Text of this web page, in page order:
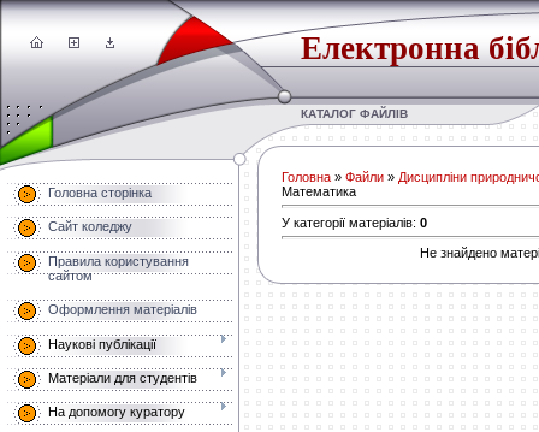
Електронна
КАТАЛОГ ФАЙЛІВ
Головна сторінка
Сайт коледжу
Правила користування
сайтом
Оформлення матеріалів
Наукові публікації
Матеріали для студентів
На допомогу куратору
Головна » Файли » Дисципліни
Математика
У категорії матеріалів: 0
Не знайдено